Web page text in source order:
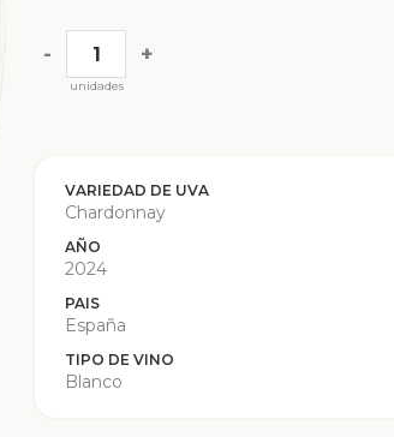
-
unidades
+
VARIEDAD DE UVA
Chardonnay
AÑO
2024
PAIS
España
TIPO DE VINO
Blanco